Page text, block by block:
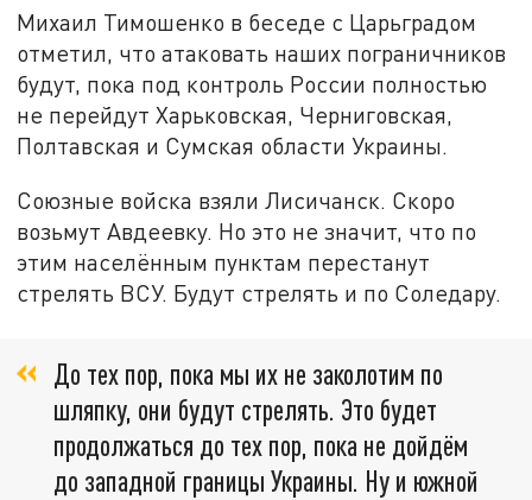
Михаил Тимошенко в беседе с Царьградом
отметил, что атаковать наших пограничников
будут, пока под контроль России полностью
не перейдут Харьковская, Черниговская,
Полтавская и Сумская области Украины.
Союзные войска взяли Лисичанск. Скоро
возьмут Авдеевку. Но это не значит, что по
этим населённым пунктам перестанут
стрелять ВСУ. Будут стрелять и по Соледару.
До тех пор, пока мы их не заколотим по
шляпку, они будут стрелять. Это будет
продолжаться до тех пор, пока не дойдём
до западной границы Украины. Ну и южной